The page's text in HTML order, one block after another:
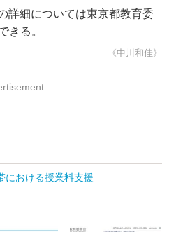
詳細については東京都教育委
きる。
《中川和佳》
における授業料支援